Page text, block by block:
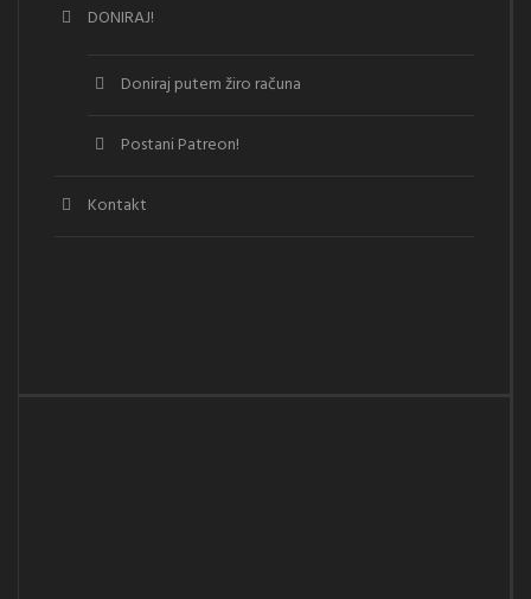
DONIRAJ!
Doniraj putem žiro računa
Postani Patreon!
Kontakt